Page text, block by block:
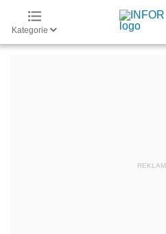
Kategorie